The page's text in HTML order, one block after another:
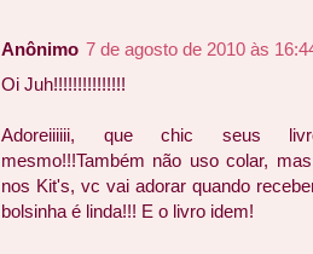
Anônimo 7 de agosto de 2010 às
Oi Juh!!!!!!!!!!!!!!!
Adoreiiiiii, que chic seus
mesmo!!!Também não uso colar,
nos Kit's, vc vai adorar quando
bolsinha é linda!!! E o livro idem!